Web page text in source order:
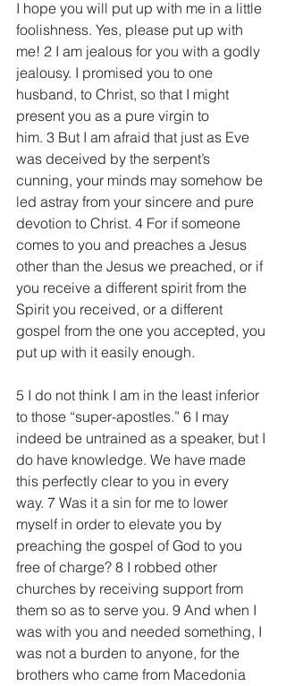
I hope you will put up with me in a little
foolishness. Yes, please put up with
me! 2 I am jealous for you with a godly
jealousy. I promised you to one
husband, to Christ, so that I might
present you as a pure virgin to
him. 3 But I am afraid that just as Eve
was deceived by the serpent’s
cunning, your minds may somehow be
led astray from your sincere and pure
devotion to Christ. 4 For if someone
comes to you and preaches a Jesus
other than the Jesus we preached, or if
you receive a different spirit from the
Spirit you received, or a different
gospel from the one you accepted, you
put up with it easily enough.
5 I do not think I am in the least inferior
to those “super-apostles.” 6 I may
indeed be untrained as a speaker, but I
do have knowledge. We have made
this perfectly clear to you in every
way. 7 Was it a sin for me to lower
myself in order to elevate you by
preaching the gospel of God to you
free of charge? 8 I robbed other
churches by receiving support from
them so as to serve you. 9 And when I
was with you and needed something, I
was not a burden to anyone, for the
brothers who came from Macedonia